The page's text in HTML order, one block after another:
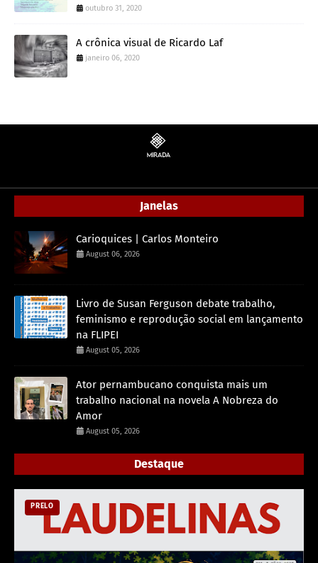
outubro 31, 2020
A crônica visual de Ricardo Laf
janeiro 06, 2020
Janelas
Carioquices | Carlos Monteiro
August 06, 2026
Livro de Susan Ferguson debate trabalho,
feminismo e reprodução social em lançamento
na FLIPEI
August 05, 2026
Ator pernambucano conquista mais um
trabalho nacional na novela A Nobreza do
Amor
August 05, 2026
Destaque
PRELO